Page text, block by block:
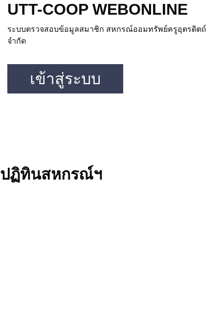
UTT-COOP WEBONLINE
ระบบตรวจสอบข้อมูลสมาชิก สหกรณ์ออมทรัพย์ครูอุตรดิตถ์
จำกัด
เข้าสู่ระบบ
ปฏิทินสหกรณ์ฯ